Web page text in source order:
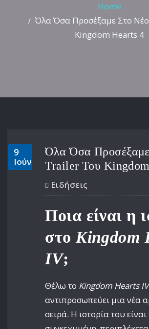
Home
Όλα Όσα Προσέξαμε Στο
Kingdom Hearts 4
9
Ιούν
Όλα Όσα
Trailer Του
Ειδήσεις
Ποια είναι η
στοKingdom
IV;
Θέλω το Kingdom Hearts IV
αντιπροσωπεύει μια νέα
σειρά. Η ιστορία του